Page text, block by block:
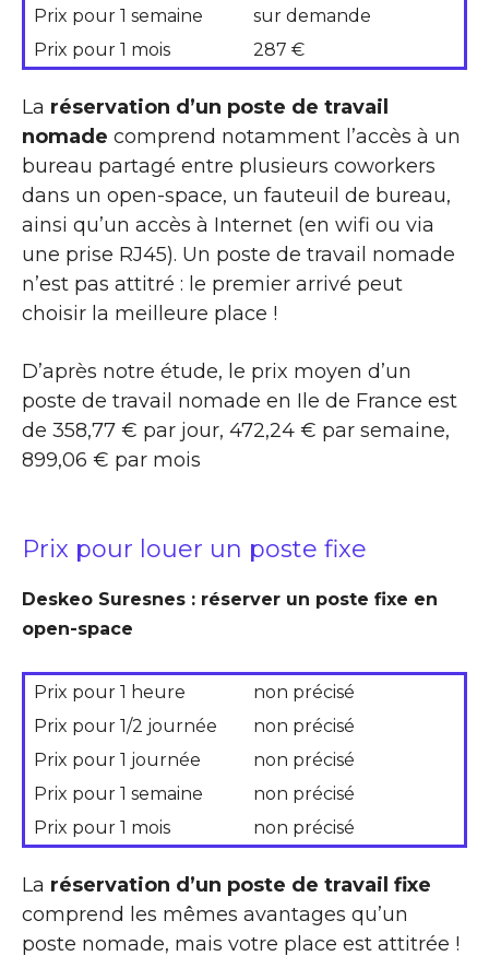
Prix pour 1 semaine
sur demande
Prix pour 1 mois
287 €
La réservation d’un poste de travail
nomade comprend notamment l’accès à un
bureau partagé entre plusieurs coworkers
dans un open-space, un fauteuil de bureau,
ainsi qu’un accès à Internet (en wifi ou via
une prise RJ45). Un poste de travail nomade
n’est pas attitré : le premier arrivé peut
choisir la meilleure place !
D’après notre étude, le prix moyen d’un
poste de travail nomade en Ile de France est
de 358,77 € par jour, 472,24 € par semaine,
899,06 € par mois
Prix pour louer un poste fixe
Deskeo Suresnes : réserver un poste fixe en
open-space
Prix pour 1 heure
non précisé
Prix pour 1/2 journée
non précisé
Prix pour 1 journée
non précisé
Prix pour 1 semaine
non précisé
Prix pour 1 mois
non précisé
La réservation d’un poste de travail fixe
comprend les mêmes avantages qu’un
poste nomade, mais votre place est attitrée !